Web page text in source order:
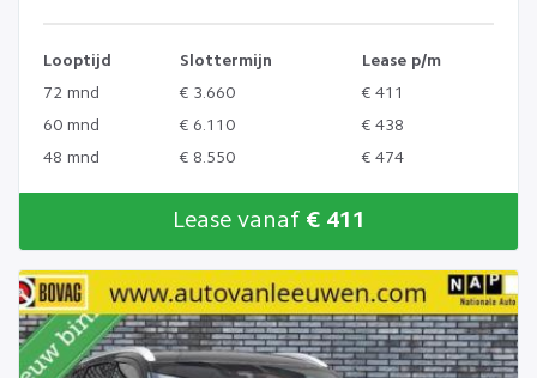
Looptijd Slottermijn
Lease p/m
72 mnd
€ 3.660
€ 411
60 mnd
€ 6.110
€ 438
48 mnd
€ 8.550 € 474
Lease vanaf € 411